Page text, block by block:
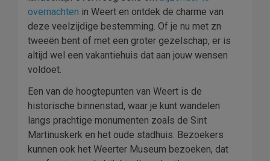
overnachten in Weert en ontdek de charme van
deze veelzijdige bestemming. Of je nu met zn
tweeën bent of met een groter gezelschap, er is
altijd wel een vakantiehuis dat aan jouw wensen
voldoet.
Een van de hoogtepunten van Weert is de
historische binnenstad, waar je kunt wandelen
langs prachtige monumenten zoals de Sint
Martinuskerk en het oude stadhuis. Bezoekers
kunnen ook het Weerter Museum bezoeken, dat